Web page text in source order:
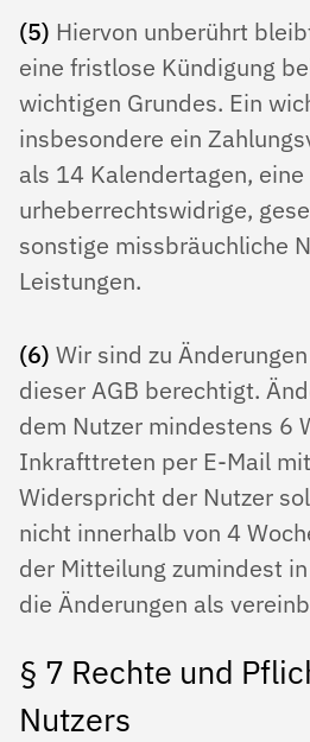
(5) Hiervon unberührt
eine fristlose Kündigung
wichtigen Grundes. Ein
insbesondere ein
als 14 Kalendertagen, eine
urheberrechtswidrige,
sonstige missbräuchliche
Leistungen.
(6) Wir sind zu
dieser AGB berechtigt.
dem Nutzer mindestens 6
Inkrafttreten per E-Mail
Widerspricht der Nutzer
nicht innerhalb von 4
der Mitteilung zumindest
die Änderungen als
§ 7 Rechte und
Nutzers